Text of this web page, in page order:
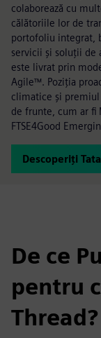
colaborează cu
călătoriile lor de
portofoliu integrat,
servicii și soluții de
este livrat prin
Agile™. Poziția
climatice și
de frunte, cum ar fi
FTSE4Good
Descoperiți
De ce
pentru
Thread?